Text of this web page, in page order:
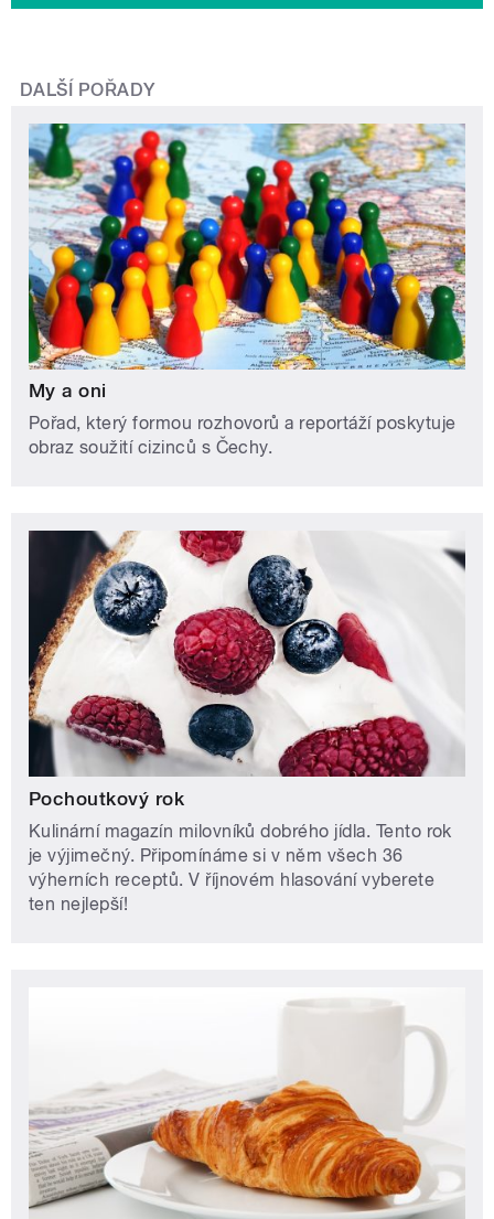
DALŠÍ POŘADY
My a oni
Pořad, který formou rozhovorů a reportáží poskytuje
obraz soužití cizinců s Čechy.
Pochoutkový rok
Kulinární magazín milovníků dobrého jídla. Tento rok
je výjimečný. Připomínáme si v něm všech 36
výherních receptů. V říjnovém hlasování vyberete
ten nejlepší!